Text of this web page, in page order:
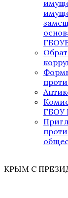
ГБОУ
КРЫМ С